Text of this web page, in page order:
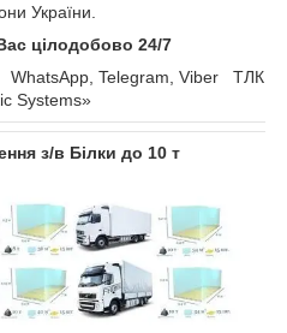
України.
цілодобово 24/7
WhatsApp, Telegram, Viber ТЛК
Systems»
з/в Білки до 10 т